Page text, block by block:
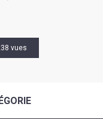
vues